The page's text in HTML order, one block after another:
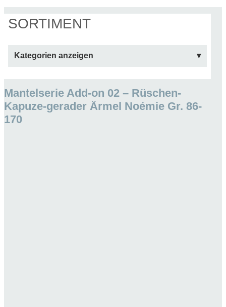
SORTIMENT
Kategorien anzeigen
Mantelserie Add-on 02 – Rüschen-
Kapuze-gerader Ärmel Noémie Gr. 86-
170